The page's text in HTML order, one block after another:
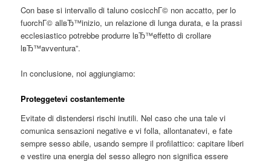
Con base si intervallo di taluno cosicchГ© non accatto, per lo
fuorchГ© allвЂ™inizio, un relazione di lunga durata, e la prassi
ecclesiastico potrebbe produrre lвЂ™effetto di crollare
lвЂ™avventura”.
In conclusione, noi aggiungiamo:
Proteggetevi costantemente
Evitate di distendersi rischi inutili. Nel caso che una tale vi
comunica sensazioni negative e vi folla, allontanatevi, e fate
sempre sesso abile, usando sempre il profilattico: capitare liberi
e vestire una energia del sesso allegro non significa essere